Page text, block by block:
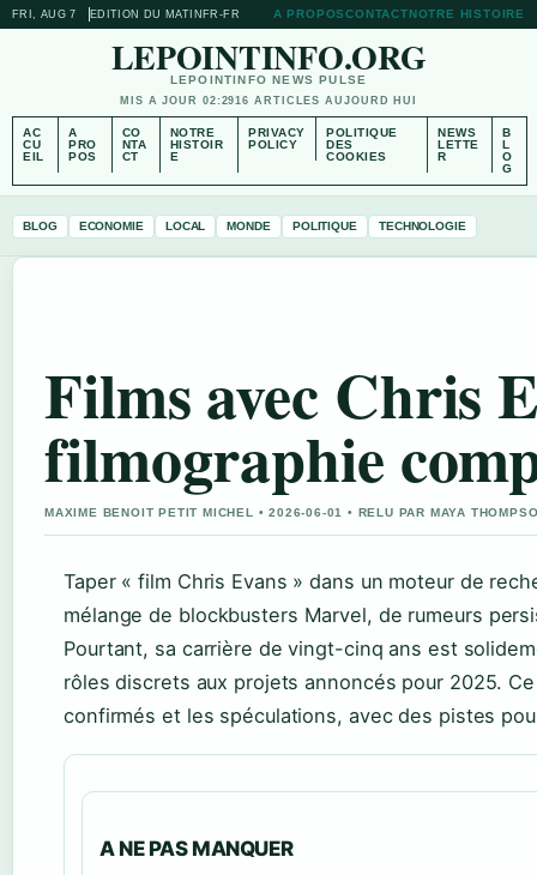
FRI, AUG 7 EDITION DU MATIN FR-FR A PROPOSCONTACTNOTRE HISTOIRE
LEPOINTINFO.ORG
LEPOINTINFO NEWS PULSE
MIS A JOUR 02:2916 ARTICLES AUJOURD HUI
AC
CU
EIL
A
PRO
POS
CO
NTA
CT
NOTRE
HISTOIR
E
PRIVACY
POLICY
POLITIQUE
DES
COOKIES
NEWS
LETTE
R
B
L
O
G
BLOG ECONOMIE LOCAL MONDE POLITIQUE TECHNOLOGIE
Films avec Chris
filmographie
MAXIME BENOIT PETIT MICHEL • 2026-06-01 • RELU PAR MAYA
Taper « film Chris Evans » dans un moteur de
mélange de blockbusters Marvel, de rumeurs
Pourtant, sa carrière de vingt-cinq ans est
rôles discrets aux projets annoncés pour 2025.
confirmés et les spéculations, avec des pistes
A NE PAS MANQUER